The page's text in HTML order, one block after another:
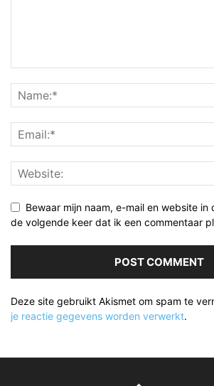
Bewaar mijn naam, e-mail en website
de volgende keer dat ik een commentaar
Deze site gebruikt Akismet om spam te
je reactie gegevens worden verwerkt.